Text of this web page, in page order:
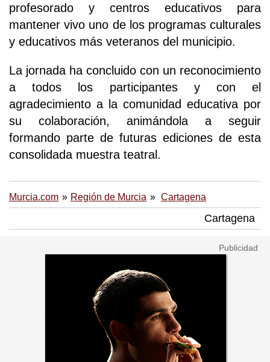
profesorado y centros educativos para
mantener vivo uno de los programas culturales
y educativos más veteranos del municipio.
La jornada ha concluido con un reconocimiento
a todos los participantes y con el
agradecimiento a la comunidad educativa por
su colaboración, animándola a seguir
formando parte de futuras ediciones de esta
consolidada muestra teatral.
Murcia.com Región de Murcia Cartagena
Cartagena